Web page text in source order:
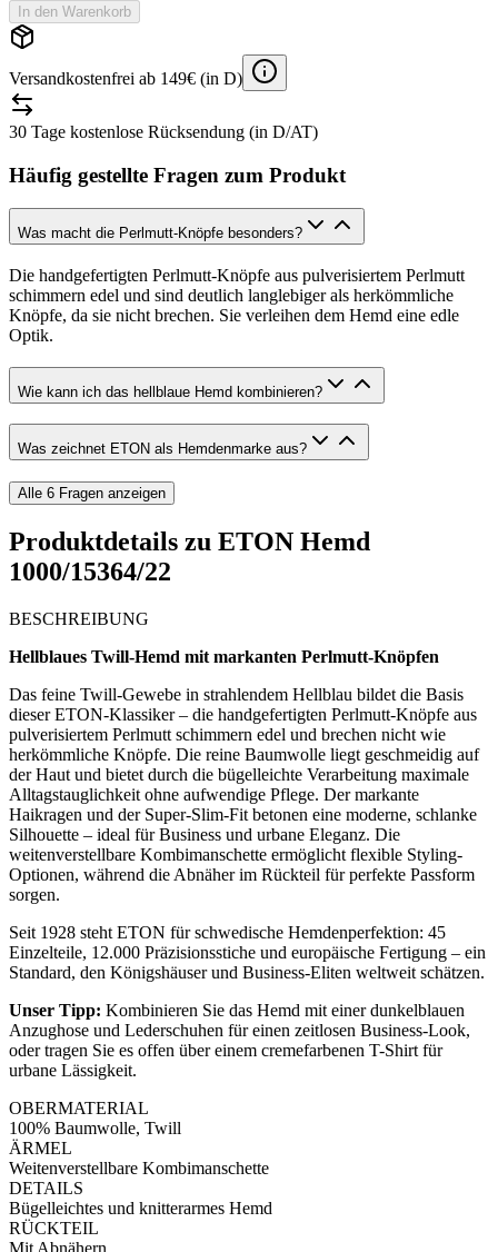
In den Warenkorb
Versandkostenfrei ab 149€ (in D)
30 Tage kostenlose Rücksendung (in D/AT)
Häufig gestellte Fragen zum Produkt
Was macht die Perlmutt-Knöpfe besonders?
Die handgefertigten Perlmutt-Knöpfe aus pulverisiertem Perlmutt
schimmern edel und sind deutlich langlebiger als herkömmliche
Knöpfe, da sie nicht brechen. Sie verleihen dem Hemd eine edle
Optik.
Wie kann ich das hellblaue Hemd kombinieren?
Was zeichnet ETON als Hemdenmarke aus?
Alle 6 Fragen anzeigen
Produktdetails zu ETON Hemd
1000/15364/22
BESCHREIBUNG
Hellblaues Twill-Hemd mit markanten Perlmutt-Knöpfen
Das feine Twill-Gewebe in strahlendem Hellblau bildet die Basis
dieser ETON-Klassiker – die handgefertigten Perlmutt-Knöpfe aus
pulverisiertem Perlmutt schimmern edel und brechen nicht wie
herkömmliche Knöpfe. Die reine Baumwolle liegt geschmeidig auf
der Haut und bietet durch die bügelleichte Verarbeitung maximale
Alltagstauglichkeit ohne aufwendige Pflege. Der markante
Haikragen und der Super-Slim-Fit betonen eine moderne, schlanke
Silhouette – ideal für Business und urbane Eleganz. Die
weitenverstellbare Kombimanschette ermöglicht flexible Styling-
Optionen, während die Abnäher im Rückteil für perfekte Passform
sorgen.
Seit 1928 steht ETON für schwedische Hemdenperfektion: 45
Einzelteile, 12.000 Präzisionsstiche und europäische Fertigung – ein
Standard, den Königshäuser und Business-Eliten weltweit schätzen.
Unser Tipp: Kombinieren Sie das Hemd mit einer dunkelblauen
Anzughose und Lederschuhen für einen zeitlosen Business-Look,
oder tragen Sie es offen über einem cremefarbenen T-Shirt für
urbane Lässigkeit.
OBERMATERIAL
100% Baumwolle, Twill
ÄRMEL
Weitenverstellbare Kombimanschette
DETAILS
Bügelleichtes und knitterarmes Hemd
RÜCKTEIL
Mit Abnähern